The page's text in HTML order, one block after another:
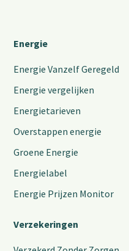
Energie
Energie Vanzelf Geregeld
Energie vergelijken
Energietarieven
Overstappen energie
Groene Energie
Energielabel
Energie Prijzen Monitor
Verzekeringen